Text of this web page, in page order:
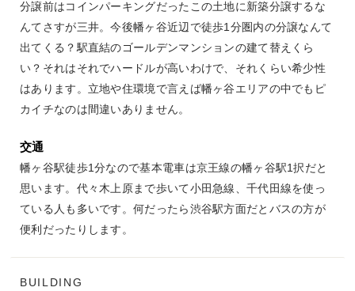
分譲前はコインパーキングだったこの土地に新築分譲するな
んてさすが三井。今後幡ヶ谷近辺で徒歩1分圏内の分譲なんて
出てくる？駅直結のゴールデンマンションの建て替えくら
い？それはそれでハードルが高いわけで、それくらい希少性
はあります。立地や住環境で言えば幡ヶ谷エリアの中でもピ
カイチなのは間違いありません。
交通
幡ヶ谷駅徒歩1分なので基本電車は京王線の幡ヶ谷駅1択だと
思います。代々木上原まで歩いて小田急線、千代田線を使っ
ている人も多いです。何だったら渋谷駅方面だとバスの方が
便利だったりします。
BUILDING